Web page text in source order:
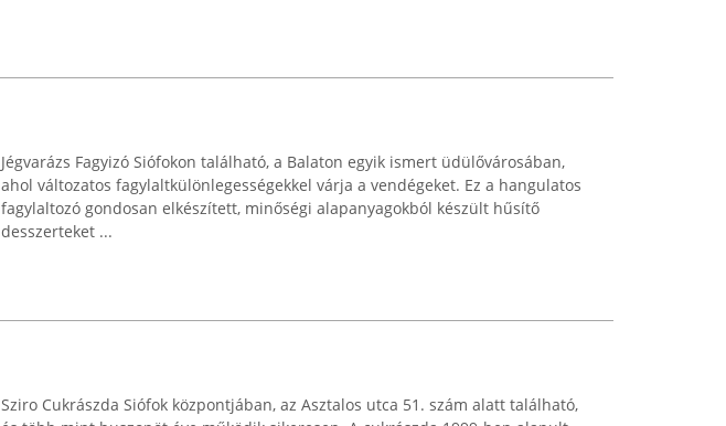
Jégvarázs Fagyizó Siófokon található, a Balaton egyik ismert üdülővárosában,
ahol változatos fagylaltkülönlegességekkel várja a vendégeket. Ez a hangulatos
fagylaltozó gondosan elkészített, minőségi alapanyagokból készült hűsítő
desszerteket ...
Sziro Cukrászda Siófok központjában, az Asztalos utca 51. szám alatt található,